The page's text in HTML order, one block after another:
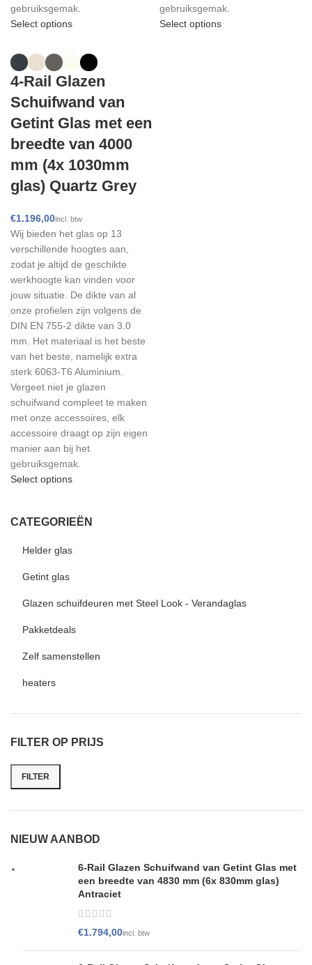
CATEGORIEËN
Helder glas
Getint glas
Glazen schuifdeuren met Steel Look - Verandaglas
Pakketdeals
Zelf samenstellen
heaters
FILTER OP PRIJS
FILTER
NIEUW AANBOD
6-Rail Glazen Schuifwand van Getint Glas met
een breedte van 4830 mm (6x 830mm glas)
Antraciet
€
gebruiksgemak.
Select options
gebruiksgemak.
Select options
4-Rail Glazen
Schuifwand van
Getint Glas met een
breedte van 4000
mm (4x 1030mm
glas) Quartz Grey
€
Wij bieden het glas op 13
verschillende hoogtes aan,
zodat je altijd de geschikte
werkhoogte kan vinden voor
jouw situatie. De dikte van al
onze profielen zijn volgens de
DIN EN 755-2 dikte van 3.0
mm. Het materiaal is het beste
van het beste, namelijk extra
sterk 6063-T6 Aluminium.
Vergeet niet je glazen
schuifwand compleet te maken
met onze accessoires, elk
accessoire draagt op zijn eigen
manier aan bij het
gebruiksgemak.
Select options